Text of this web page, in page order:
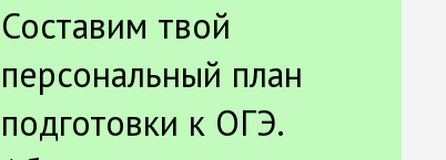
Составим твой
персональный план
подготовки к ОГЭ.